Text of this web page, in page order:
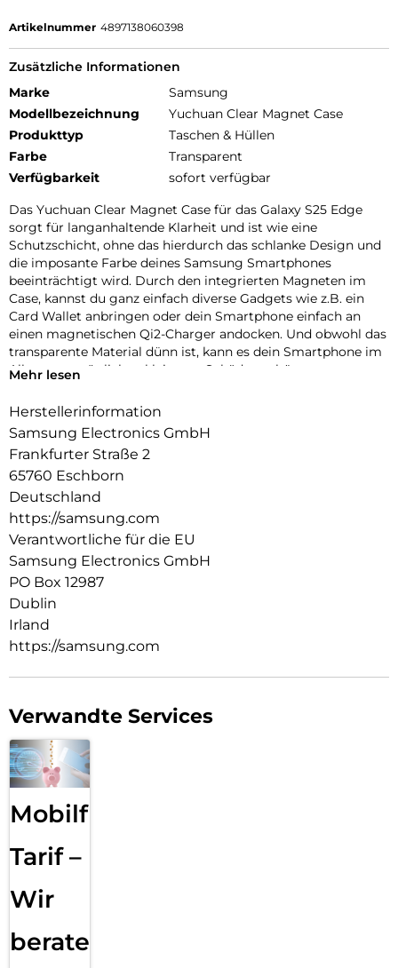
Artikelnummer 4897138060398
Zusätzliche Informationen
Marke
Samsung
Modellbezeichnung
Yuchuan Clear Magnet Case
Produkttyp
Taschen & Hüllen
Farbe
Transparent
Verfügbarkeit
sofort verfügbar
Das Yuchuan Clear Magnet Case für das Galaxy S25 Edge
sorgt für langanhaltende Klarheit und ist wie eine
Schutzschicht, ohne das hierdurch das schlanke Design und
die imposante Farbe deines Samsung Smartphones
beeinträchtigt wird. Durch den integrierten Magneten im
Case, kannst du ganz einfach diverse Gadgets wie z.B. ein
Card Wallet anbringen oder dein Smartphone einfach an
einen magnetischen Qi2-Charger andocken. Und obwohl das
transparente Material dünn ist, kann es dein Smartphone im
Alltag vor möglichen kleineren Schäden schützen.
Mehr lesen
Herstellerinformation
Samsung Electronics GmbH
Frankfurter Straße 2
65760 Eschborn
Deutschland
https://samsung.com
Verantwortliche für die EU
Samsung Electronics GmbH
PO Box 12987
Dublin
Irland
https://samsung.com
Verwandte Services
Mobilfunk
Tarif –
Wir
beraten